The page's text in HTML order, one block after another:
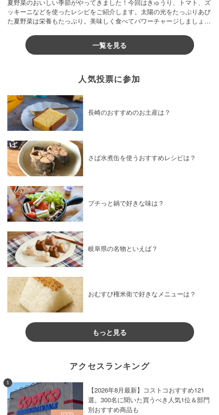
夏野菜のおいしい季節がやってきました！今回はきゅうり、トマト、ズ
ッキーニなどを使ったレシピをご紹介します。太陽の光をたっぷりあび
た夏野菜は栄養もたっぷり。美味しく食べてパワーチャージしましょう
一覧を見る
人気投票に参加
長崎のおすすめのお土産は？
さば水煮缶を使うおすすめレシピは？
プチっと鍋で好きな味は？
岐阜県の名物といえば？
おむすび権米衛で好きなメニューは？
もっと見る
アクセスランキング
1
【2026年8月最新】コストコおすすめ121
選。300名に聞いた買うべき人気1位＆部門
別おすすめ商品も